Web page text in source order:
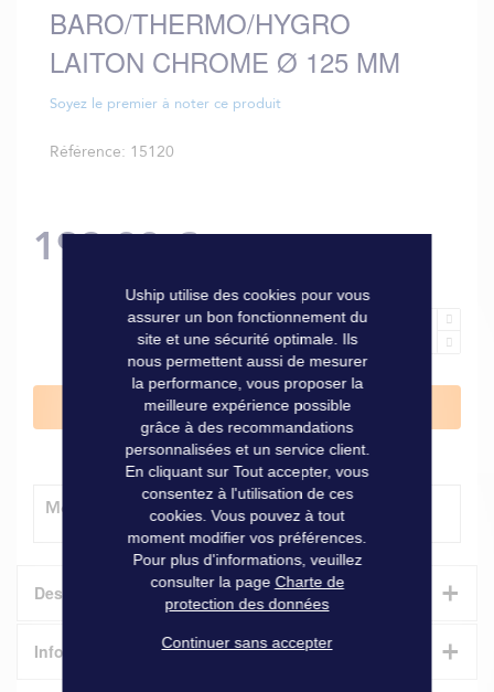
of
the
images
BARO/THERMO/HYGRO
LAITON CHROME Ø 125 MM
Soyez le premier à noter ce produit
Référence 15120
199,00 €
Ajouter au panier
Modes de livraison
Description +
Baromètre, thermomètre et hygromètre Fischer
Informations techniques +
Uship utilise des cookies pour vous
assurer un bon fonctionnement du
site et une sécurité optimale. Ils
nous permettent aussi de mesurer
la performance, vous proposer la
meilleure expérience possible
grâce à des recommandations
personnalisées et un service client.
En cliquant sur Tout accepter, vous
consentez à l'utilisation de ces
cookies. Vous pouvez à tout
moment modifier vos préférences.
Pour plus d'informations, veuillez
consulter la page Charte de
protection des données
Continuer sans accepter